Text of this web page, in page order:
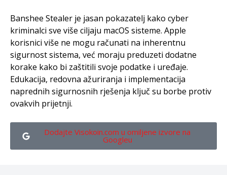
Banshee Stealer je jasan pokazatelj kako cyber
kriminalci sve više ciljaju macOS sisteme. Apple
korisnici više ne mogu računati na inherentnu
sigurnost sistema, već moraju preduzeti dodatne
korake kako bi zaštitili svoje podatke i uređaje.
Edukacija, redovna ažuriranja i implementacija
naprednih sigurnosnih rješenja ključ su borbe protiv
ovakvih prijetnji.
Dodajte Visokoin.com u omiljene izvore na
Googleu